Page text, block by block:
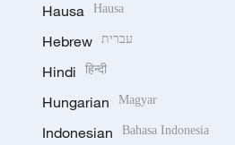
Hausa Hausa
Hebrew עברית
Hindi हिन्दी
Hungarian Magyar
Indonesian Bahasa Indonesia